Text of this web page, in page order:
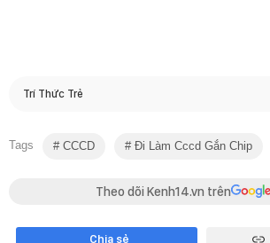
Trí Thức Trẻ
Tags CCCD Đi Làm Cccd Gắn Chip
Theo dõi Kenh14.vn trên
Chia sẻ